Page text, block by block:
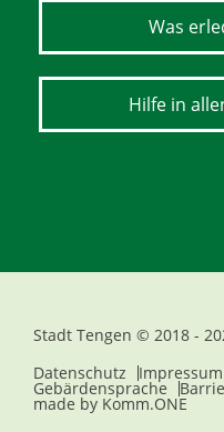
Was
Hilfe in
Stadt Tengen © 2018 -
Datenschutz
Impressum
Gebärdensprache
made by Komm.ONE